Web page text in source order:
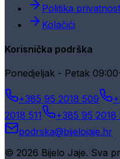
Politika
Kolačići
Korisnička podrška
Ponedjeljak - Petak
+385 95 2018 509
2018 511
+385 95 2018
podrska@bijelojaje.hr
© 2026 Bijelo Jaje. Sva